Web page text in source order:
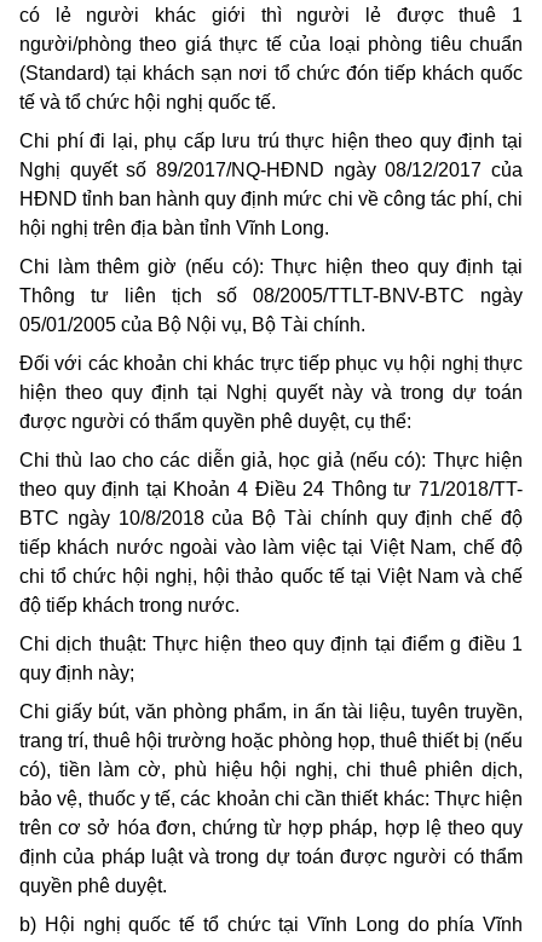
có lẻ người khác giới thì người lẻ được thuê 1
người/phòng theo giá thực tế của loại phòng tiêu chuẩn
(Standard) tại khách sạn nơi tổ chức đón tiếp khách quốc
tế và tổ chức hội nghị quốc tế.
Chi phí đi lại, phụ cấp lưu trú thực hiện theo quy định tại
Nghị quyết số 89/2017/NQ-HĐND ngày 08/12/2017 của
HĐND tỉnh ban hành quy định mức chi về công tác phí, chi
hội nghị trên địa bàn tỉnh Vĩnh Long.
Chi làm thêm giờ (nếu có): Thực hiện theo quy định tại
Thông tư liên tịch số 08/2005/TTLT-BNV-BTC ngày
05/01/2005 của Bộ Nội vụ, Bộ Tài chính.
Đối với các khoản chi khác trực tiếp phục vụ hội nghị thực
hiện theo quy định tại Nghị quyết này và trong dự toán
được người có thẩm quyền phê duyệt, cụ thể:
Chi thù lao cho các diễn giả, học giả (nếu có): Thực hiện
theo quy định tại Khoản 4 Điều 24 Thông tư 71/2018/TT-
BTC ngày 10/8/2018 của Bộ Tài chính quy định chế độ
tiếp khách nước ngoài vào làm việc tại Việt Nam, chế độ
chi tổ chức hội nghị, hội thảo quốc tế tại Việt Nam và chế
độ tiếp khách trong nước.
Chi dịch thuật: Thực hiện theo quy định tại điểm g điều 1
quy định này;
Chi giấy bút, văn phòng phẩm, in ấn tài liệu, tuyên truyền,
trang trí, thuê hội trường hoặc phòng họp, thuê thiết bị (nếu
có), tiền làm cờ, phù hiệu hội nghị, chi thuê phiên dịch,
bảo vệ, thuốc y tế, các khoản chi cần thiết khác: Thực hiện
trên cơ sở hóa đơn, chứng từ hợp pháp, hợp lệ theo quy
định của pháp luật và trong dự toán được người có thẩm
quyền phê duyệt.
b) Hội nghị quốc tế tổ chức tại Vĩnh Long do phía Vĩnh